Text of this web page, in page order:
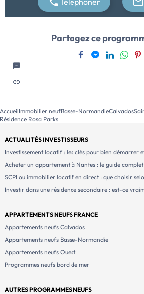
Téléphoner
Partagez ce
AccueilImmobilier neufBasse-NormandieCalvados
Résidence Rosa Parks
ACTUALITÉS INVESTISSEURS
Investissement locatif : les clés pour bien démarrer
Acheter un appartement à Nantes : le guide
SCPI ou immobilier locatif en direct : que choisir
Investir dans une résidence secondaire : est-ce
APPARTEMENTS NEUFS FRANCE
Appartements neufs Calvados
Appartements neufs Basse-Normandie
Appartements neufs Ouest
Programmes neufs bord de mer
AUTRES PROGRAMMES NEUFS